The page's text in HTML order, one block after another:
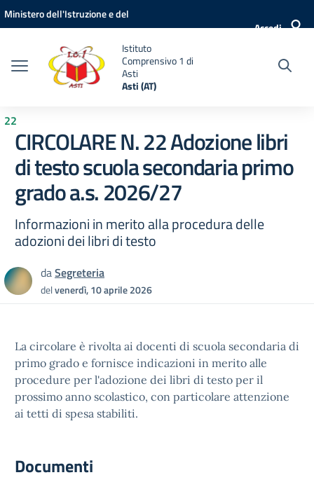
Vai ai contenuti
Vai al menu di navigazione
Vai al footer
Ministero dell'Istruzione e del
Accedi
Istituto
Comprensivo 1 di
Asti
Asti (AT)
22
CIRCOLARE N. 22 Adozione libri
di testo scuola secondaria primo
grado a.s. 2026/27
Informazioni in merito alla procedura delle
adozioni dei libri di testo
daSegreteria
delvenerdì, 10 aprile 2026
La circolare è rivolta ai docenti di scuola secondaria di
primo grado e fornisce indicazioni in merito alle
procedure per l'adozione dei libri di testo per il
prossimo anno scolastico, con particolare attenzione
ai tetti di spesa stabiliti.
Documenti